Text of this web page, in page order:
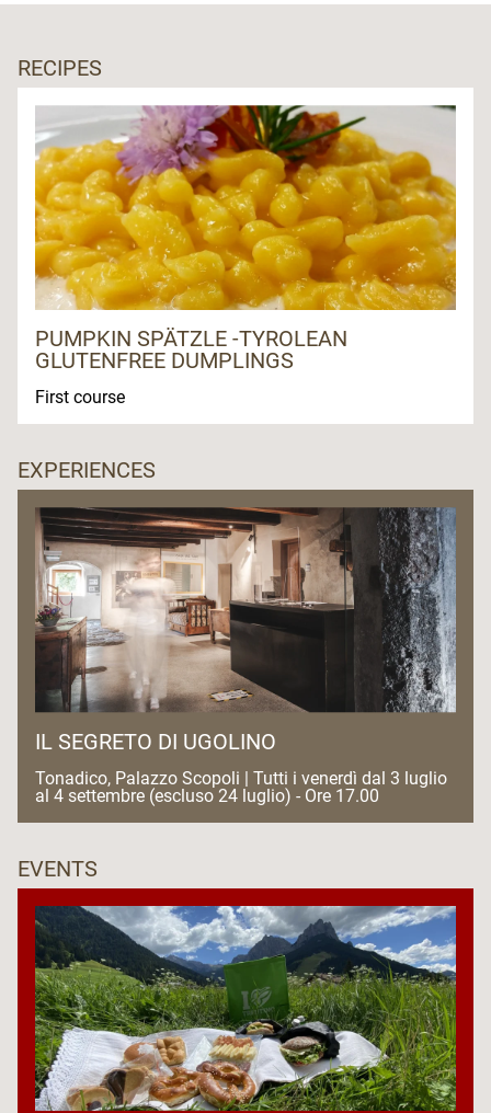
RECIPES
PUMPKIN SPÄTZLE -TYROLEAN
GLUTENFREE DUMPLINGS
First course
EXPERIENCES
IL SEGRETO DI UGOLINO
Tonadico, Palazzo Scopoli | Tutti i venerdì dal 3 luglio
al 4 settembre (escluso 24 luglio) - Ore 17.00
EVENTS